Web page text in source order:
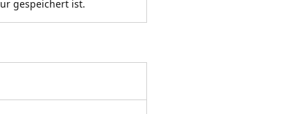
gespeichert ist.